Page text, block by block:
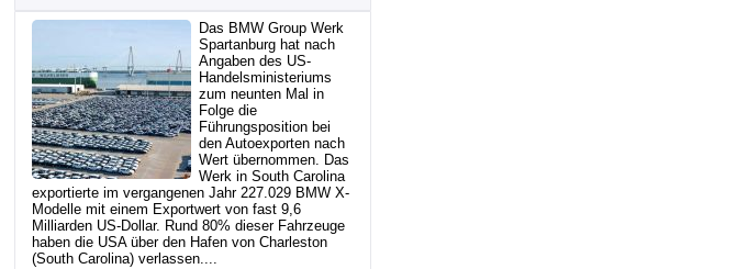
Das BMW Group Werk
Spartanburg hat nach
Angaben des US-
Handelsministeriums
zum neunten Mal in
Folge die
Führungsposition bei
den Autoexporten nach
Wert übernommen. Das
Werk in South Carolina
exportierte im vergangenen Jahr 227.029 BMW X-
Modelle mit einem Exportwert von fast 9,6
Milliarden US-Dollar. Rund 80% dieser Fahrzeuge
haben die USA über den Hafen von Charleston
(South Carolina) verlassen....